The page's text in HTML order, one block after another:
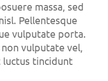
massa, sed
Pellentesque
vulputate porta.
vulputate vel,
luctus tincidunt